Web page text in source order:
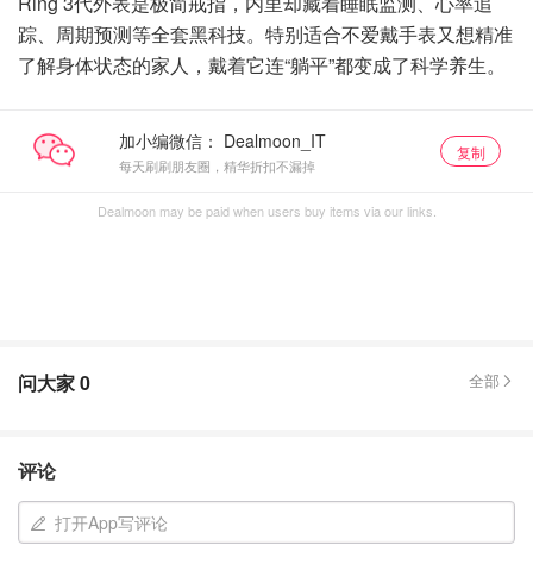
踪、周期预测等全套黑科技。特别适合不爱戴手表又想精准
了解身体状态的家人，戴着它连“躺平”都变成了科学养生。
加小编微信：
每天刷刷朋友圈，精华折扣不漏掉
复制
Dealmoon may be paid when users buy items via our links.
问大家0 全部
评论
打开App写评论